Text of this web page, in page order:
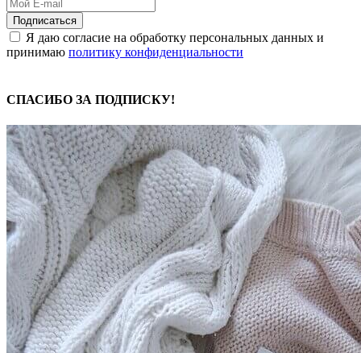
Подписаться
Я даю согласие на обработку персональных данных и
принимаю политику конфиденциальности
СПАСИБО ЗА ПОДПИСКУ!